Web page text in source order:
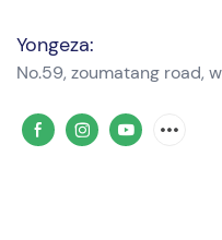
Yongeza:
No.59, zoumatang road,